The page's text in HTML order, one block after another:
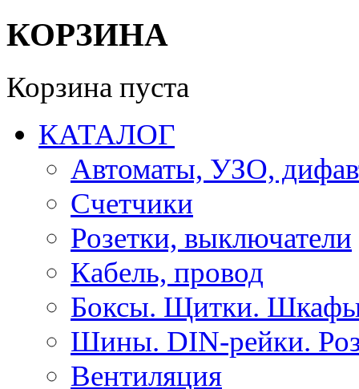
КОРЗИНА
Корзина пуста
КАТАЛОГ
Автоматы, УЗО,
Счетчики
Розетки, выключатели
Кабель, провод
Боксы. Щитки.
Шины. DIN-рейки.
Вентиляция